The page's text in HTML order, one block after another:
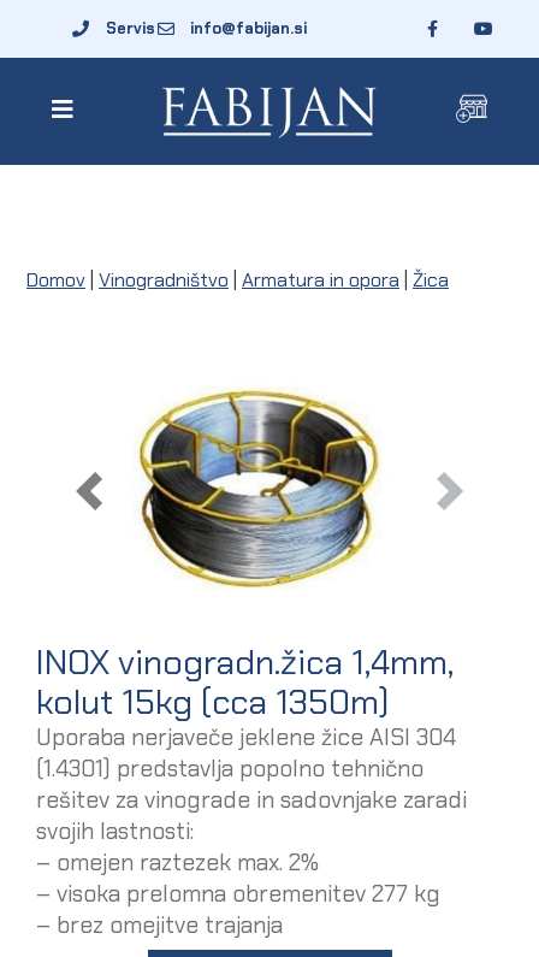
Servis info@fabijan.si
Domov Vinogradništvo Armatura in opora Žica
INOX vinogradn.žica 1,4mm,
kolut 15kg (cca 1350m)
Uporaba nerjaveče jeklene žice AISI 304
(1.4301) predstavlja popolno tehnično
rešitev za vinograde in sadovnjake zaradi
svojih lastnosti:
– omejen raztezek max. 2%
– visoka prelomna obremenitev 277 kg
– brez omejitve trajanja